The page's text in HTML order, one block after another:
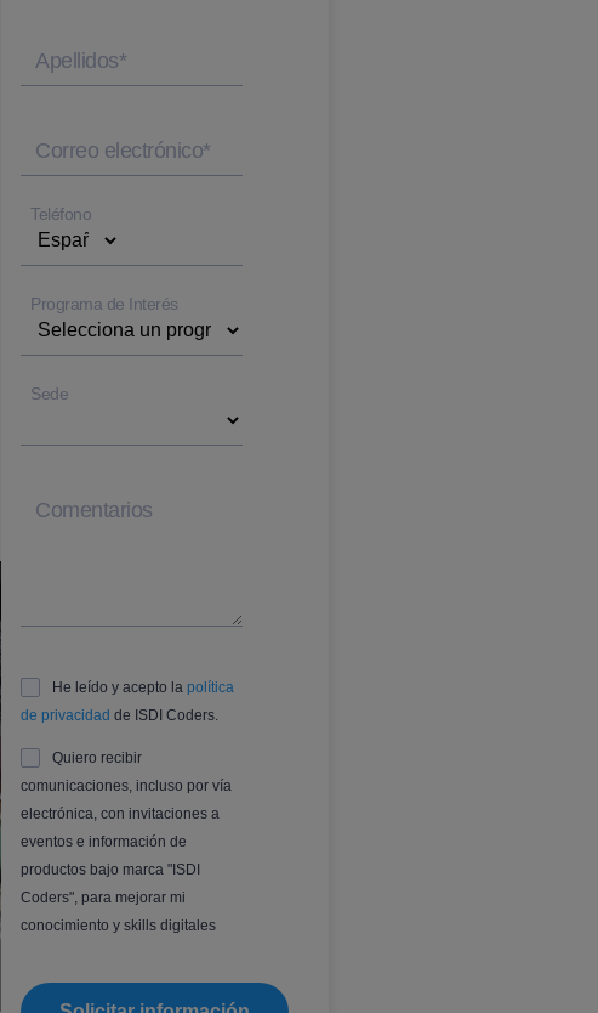
Apellidos*
Correo electrónico*
Teléfono
Programa de Interés
Sede
Comentarios
He leído y acepto la política
de privacidad de ISDI Coders.
Quiero recibir
comunicaciones, incluso por vía
electrónica, con invitaciones a
eventos e información de
productos bajo marca "ISDI
Coders", para mejorar mi
conocimiento y skills digitales